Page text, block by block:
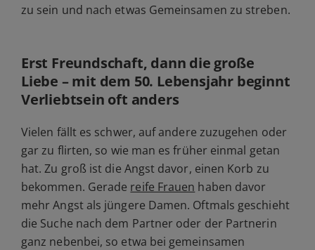
zu sein und nach etwas Gemeinsamen zu streben.
Erst Freundschaft, dann die große
Liebe – mit dem 50. Lebensjahr beginnt
Verliebtsein oft anders
Vielen fällt es schwer, auf andere zuzugehen oder
gar zu flirten, so wie man es früher einmal getan
hat. Zu groß ist die Angst davor, einen Korb zu
bekommen. Gerade reife Frauen haben davor
mehr Angst als jüngere Damen. Oftmals geschieht
die Suche nach dem Partner oder der Partnerin
ganz nebenbei, so etwa bei gemeinsamen